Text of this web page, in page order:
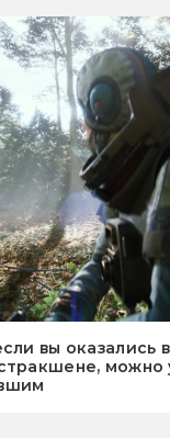
вы оказались
можно